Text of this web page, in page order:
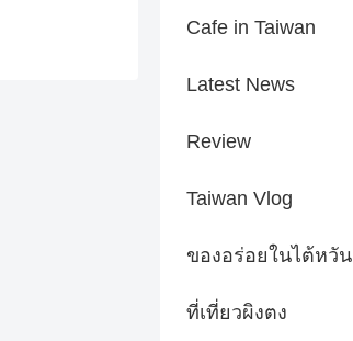
Cafe in Taiwan
Latest News
Review
Taiwan Vlog
ของอร่อยในไต้หวัน
ที่เที่ยวผิงตง